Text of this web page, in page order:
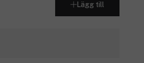
Lägg till